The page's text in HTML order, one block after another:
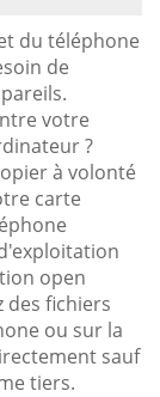
du téléphone
de
votre
?
à volonté
carte
open
des fichiers
ou sur la
sauf
tiers.